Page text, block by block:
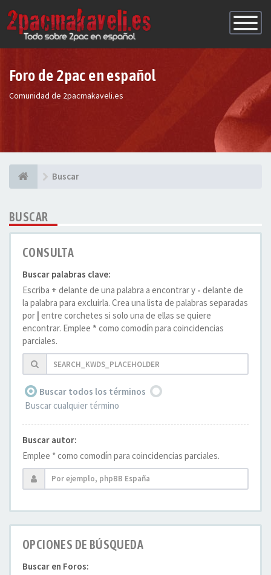
de
Foro de 2pac en español
Comunidad de 2pacmakaveli.es
Buscar
BUSCAR
CONSULTA
Buscar palabras clave:
Escriba + delante de una palabra a encontrar y - delante de
la palabra para excluirla. Crea una lista de palabras separadas
por | entre corchetes si solo una de ellas se quiere
encontrar. Emplee * como comodín para coincidencias
parciales.
Buscar todos los términos
Buscar cualquier término
Buscar autor:
Emplee * como comodín para coincidencias parciales.
OPCIONES DE BÚSQUEDA
Buscar en Foros: